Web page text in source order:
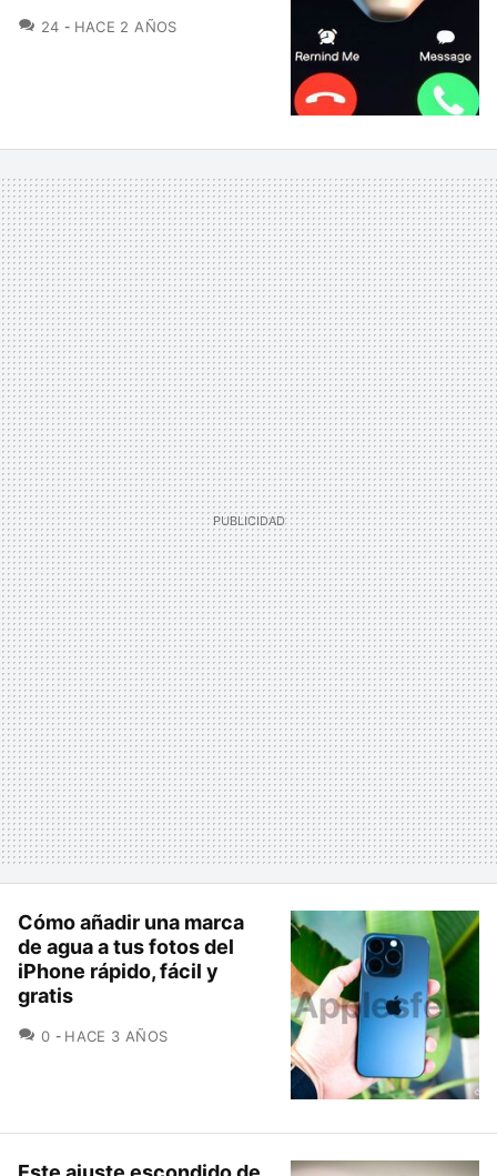
24 COMENTARIOS
HACE 2 AÑOS
Cómo añadir una marca
de agua a tus fotos del
iPhone rápido, fácil y
gratis
0 COMENTARIOS
HACE 3 AÑOS